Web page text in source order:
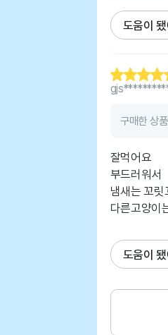
도움이
구매한 상품
잘먹어요
부드러워서
냄새는 꼬릿
다른고양이
도움이